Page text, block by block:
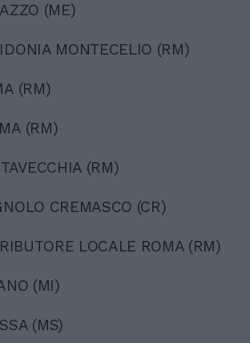
(ME)
MONTECELIO (RM)
(RM)
(RM)
(RM)
CREMASCO (CR)
LOCALE ROMA (RM)
(MI)
(MS)